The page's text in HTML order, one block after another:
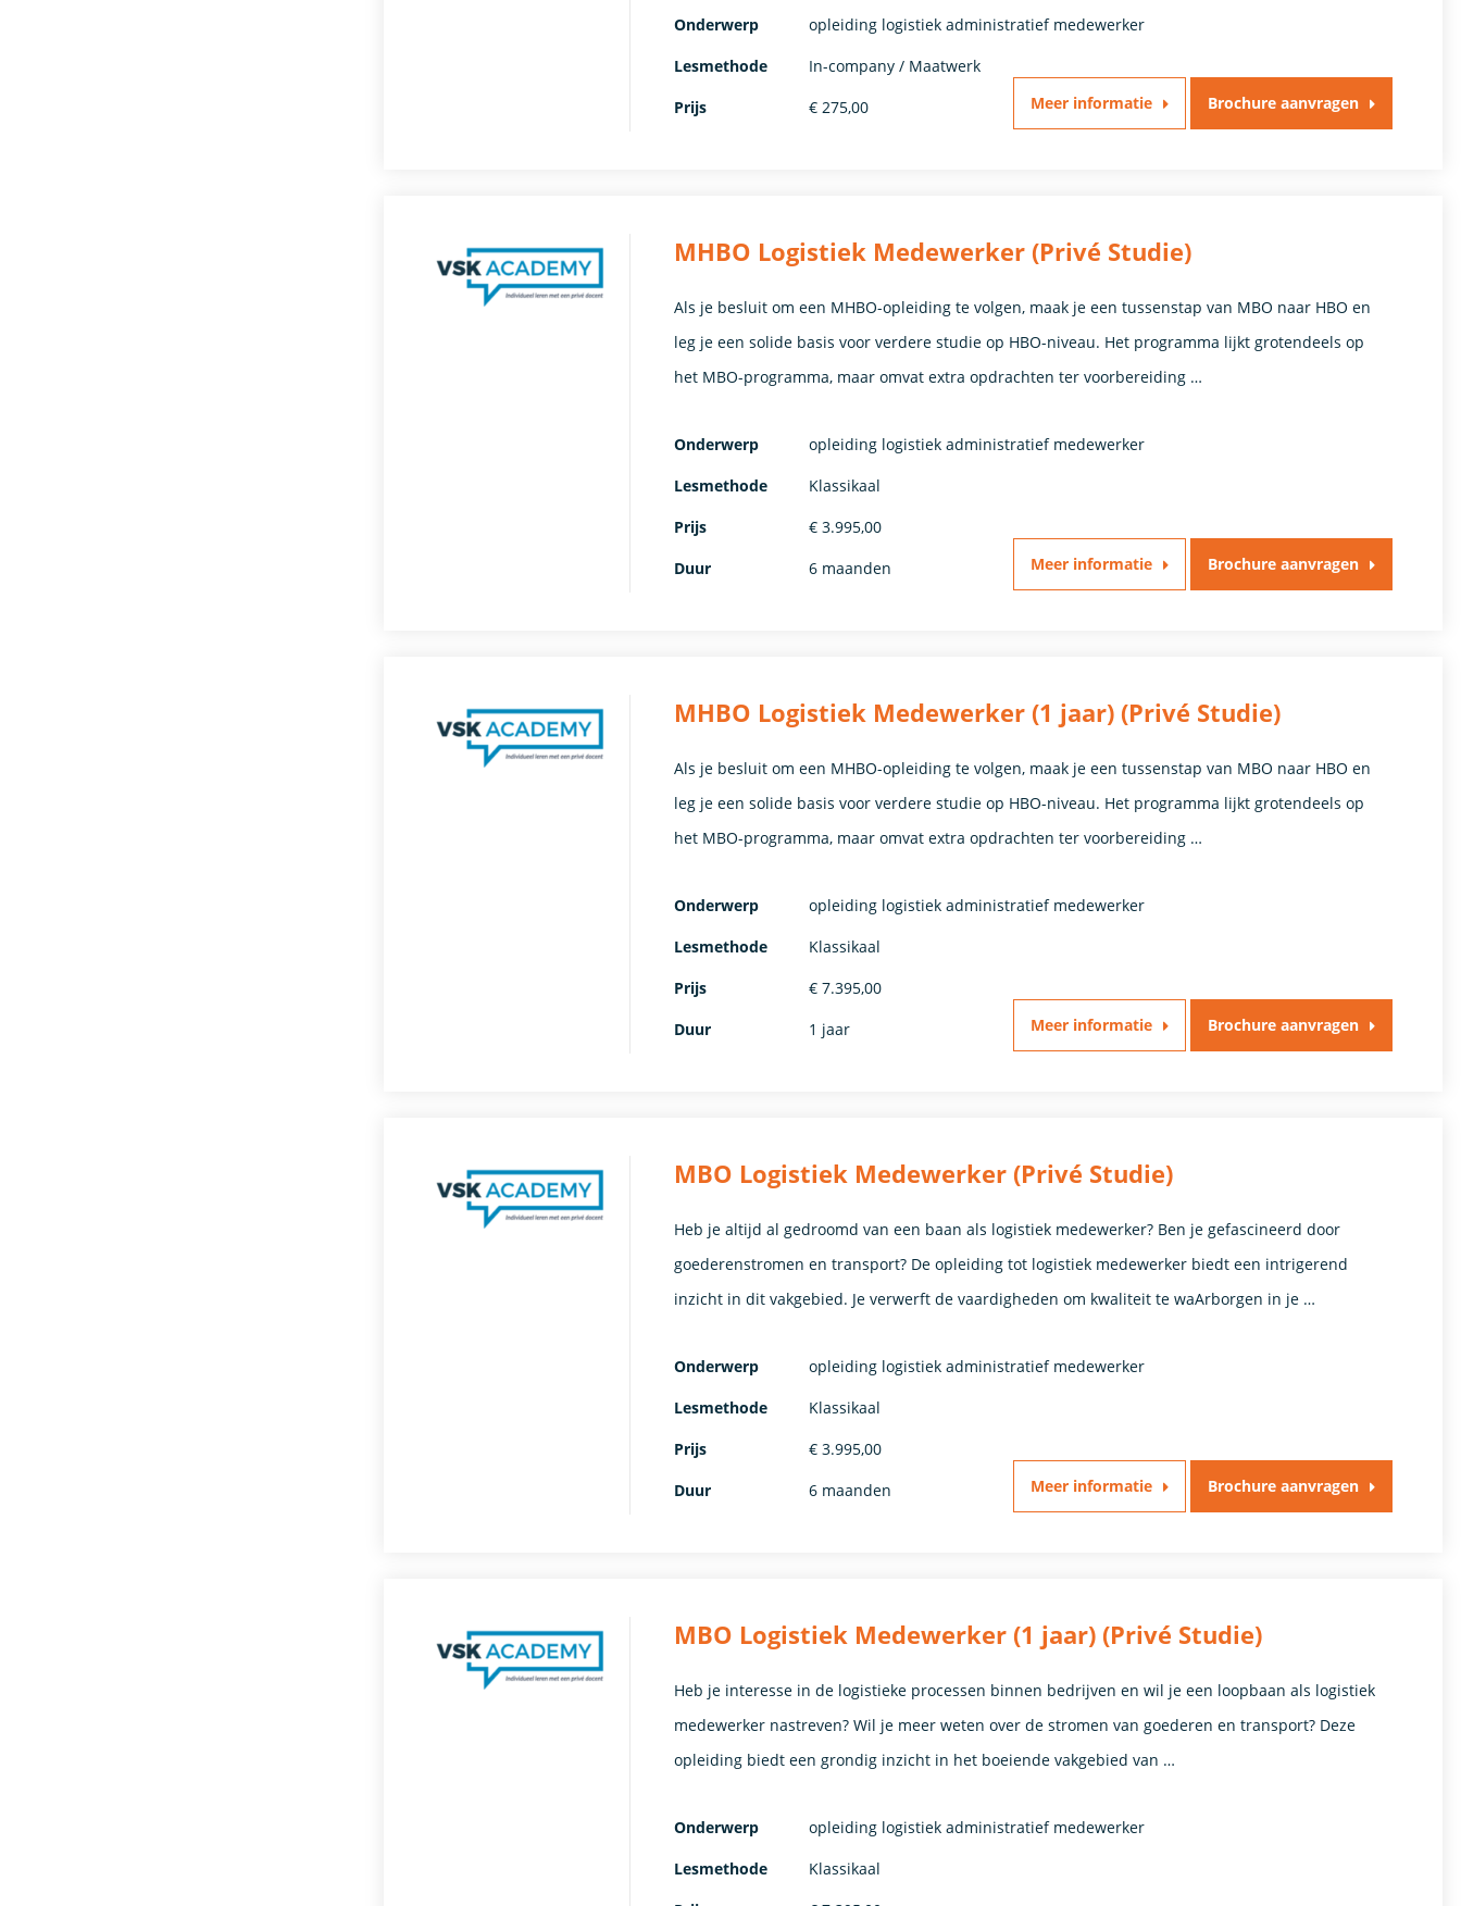
Onderwerp
opleiding logistiek administratief medewerker
Lesmethode
In-company / Maatwerk
Prijs
€ 275,00 Meer informatie Brochure aanvragen
MHBO Logistiek Medewerker (Privé Studie)
Als je besluit om een MHBO-opleiding te volgen, maak je een tussenstap van MBO naar HBO en
leg je een solide basis voor verdere studie op HBO-niveau. Het programma lijkt grotendeels op
het MBO-programma, maar omvat extra opdrachten ter voorbereiding …
Onderwerp
opleiding logistiek administratief medewerker
Lesmethode
Klassikaal
Prijs
€ 3.995,00
Duur
6 maanden Meer informatie Brochure aanvragen
MHBO Logistiek Medewerker (1 jaar) (Privé Studie)
Als je besluit om een MHBO-opleiding te volgen, maak je een tussenstap van MBO naar HBO en
leg je een solide basis voor verdere studie op HBO-niveau. Het programma lijkt grotendeels op
het MBO-programma, maar omvat extra opdrachten ter voorbereiding …
Onderwerp
opleiding logistiek administratief medewerker
Lesmethode
Klassikaal
Prijs
€ 7.395,00
Duur
1 jaar Meer informatie Brochure aanvragen
MBO Logistiek Medewerker (Privé Studie)
Heb je altijd al gedroomd van een baan als logistiek medewerker? Ben je gefascineerd door
goederenstromen en transport? De opleiding tot logistiek medewerker biedt een intrigerend
inzicht in dit vakgebied. Je verwerft de vaardigheden om kwaliteit te waArborgen in je …
Onderwerp
opleiding logistiek administratief medewerker
Lesmethode
Klassikaal
Prijs
€ 3.995,00
Duur
6 maanden Meer informatie Brochure aanvragen
MBO Logistiek Medewerker (1 jaar) (Privé Studie)
Heb je interesse in de logistieke processen binnen bedrijven en wil je een loopbaan als logistiek
medewerker nastreven? Wil je meer weten over de stromen van goederen en transport? Deze
opleiding biedt een grondig inzicht in het boeiende vakgebied van …
Onderwerp
opleiding logistiek administratief medewerker
Lesmethode
Klassikaal